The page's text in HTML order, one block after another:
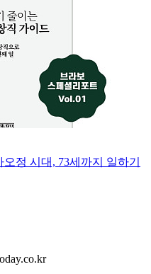
오정 시대, 73세까지 일하기